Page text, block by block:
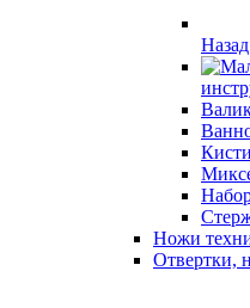
Назад
Кисти
Ножи
Отвертки,